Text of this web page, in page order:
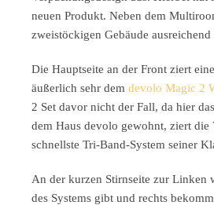
neuen Produkt. Neben dem
zweistöckigen Gebäude ausreichend
Die Hauptseite an der Front ziert
äußerlich sehr dem devolo Magic 2
2 Set davor nicht der Fall, da hier
dem Haus devolo gewohnt, ziert die
schnellste Tri-Band-System seiner
An der kurzen Stirnseite zur Linken
des Systems gibt und rechts